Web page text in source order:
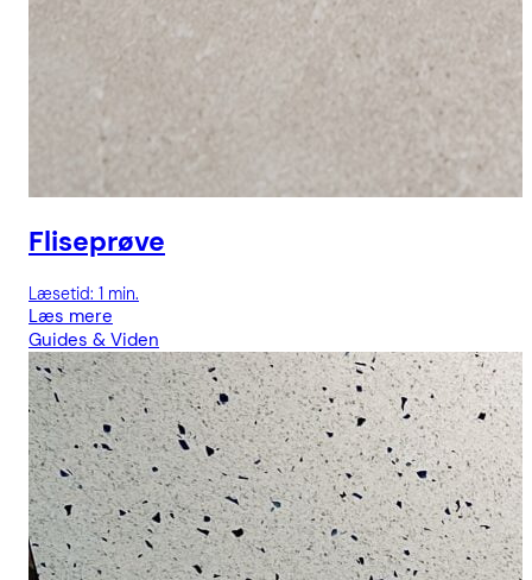
Fliseprøve
Læsetid: 1 min.
Læs mere
Guides & Viden